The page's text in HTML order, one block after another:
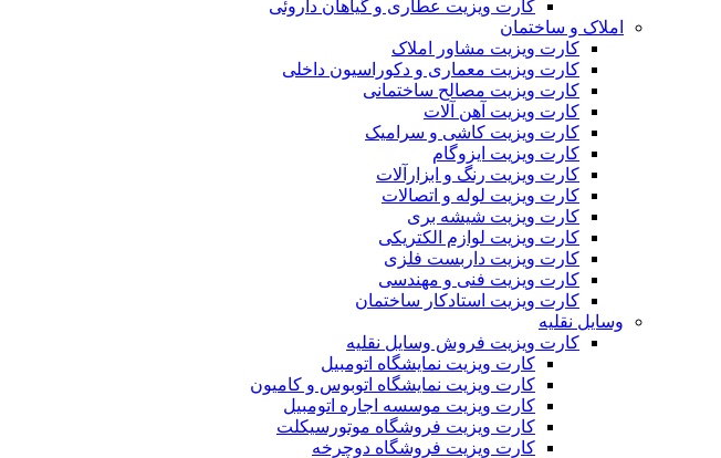
کارت ویزیت عطاری و گیاهان داروئی
املاک و ساختمان
کارت ویزیت مشاور املاک
کارت ویزیت معماری و دکوراسیون داخلی
کارت ویزیت مصالح ساختمانی
کارت ویزیت آهن آلات
کارت ویزیت کاشی و سرامیک
کارت ویزیت ایزوگام
کارت ویزیت رنگ و ابزارآلات
کارت ویزیت لوله و اتصالات
کارت ویزیت شیشه بری
کارت ویزیت لوازم الکتریکی
کارت ویزیت داربست فلزی
کارت ویزیت فنی و مهندسی
کارت ویزیت استادکار ساختمان
وسایل نقلیه
کارت ویزیت فروش وسایل نقلیه
کارت ویزیت نمایشگاه اتومبیل
کارت ویزیت نمایشگاه اتوبوس و کامیون
کارت ویزیت موسسه اجاره اتومبیل
کارت ویزیت فروشگاه موتورسیکلت
کارت ویزیت فروشگاه دوچرخه